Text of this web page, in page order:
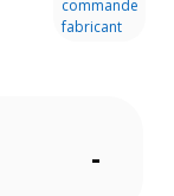
commande
fabricant
-